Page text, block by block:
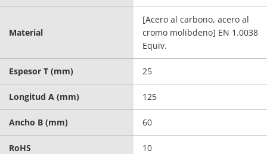
Material
[Acero al carbono, acero al
cromo molibdeno] EN 1.0038
Equiv.
Espesor T (mm) 25
Longitud A (mm) 125
Ancho B (mm) 60
RoHS 10